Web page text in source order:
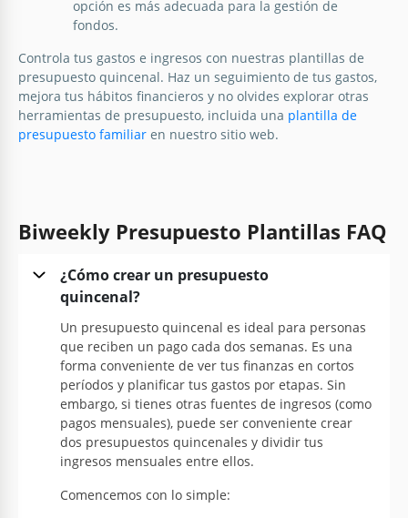
opción es más adecuada para la gestión de
fondos.
Controla tus gastos e ingresos con nuestras plantillas de
presupuesto quincenal. Haz un seguimiento de tus gastos,
mejora tus hábitos financieros y no olvides explorar otras
herramientas de presupuesto, incluida una plantilla de
presupuesto familiar en nuestro sitio web.
Biweekly Presupuesto Plantillas FAQ
¿Cómo crear un presupuesto
quincenal?
Un presupuesto quincenal es ideal para personas
que reciben un pago cada dos semanas. Es una
forma conveniente de ver tus finanzas en cortos
períodos y planificar tus gastos por etapas. Sin
embargo, si tienes otras fuentes de ingresos (como
pagos mensuales), puede ser conveniente crear
dos presupuestos quincenales y dividir tus
ingresos mensuales entre ellos.
Comencemos con lo simple: